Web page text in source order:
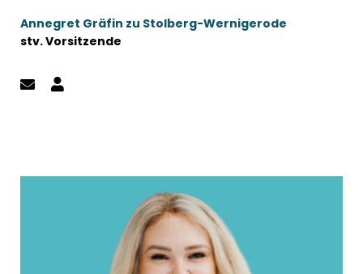
Annegret Gräfin zu Stolberg-Wernigerode
stv. Vorsitzende